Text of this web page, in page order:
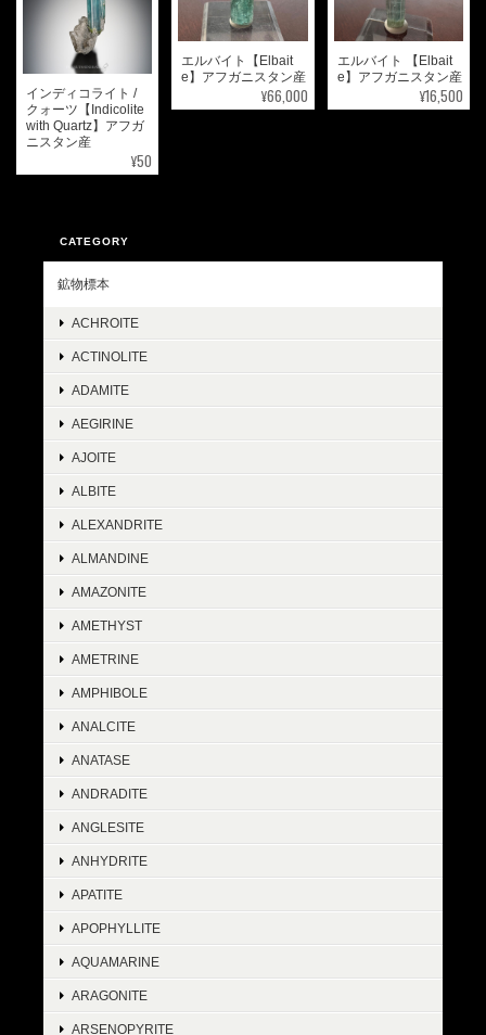
インディコライト /
クォーツ【Indicolite
with Quartz】アフガ
ニスタン産
¥50
エルバイト【Elbait
e】アフガニスタン産
¥66,000
エルバイト 【Elbait
e】アフガニスタン産
¥16,500
CATEGORY
鉱物標本
ACHROITE
ACTINOLITE
ADAMITE
AEGIRINE
AJOITE
ALBITE
ALEXANDRITE
ALMANDINE
AMAZONITE
AMETHYST
AMETRINE
AMPHIBOLE
ANALCITE
ANATASE
ANDRADITE
ANGLESITE
ANHYDRITE
APATITE
APOPHYLLITE
AQUAMARINE
ARAGONITE
ARSENOPYRITE